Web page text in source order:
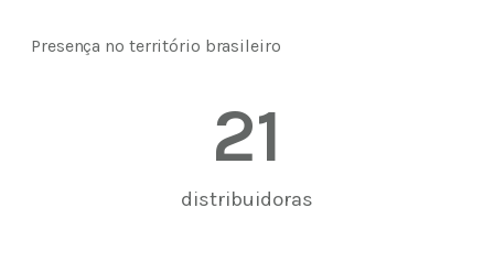
Presença no território brasileiro
distribuidoras
21